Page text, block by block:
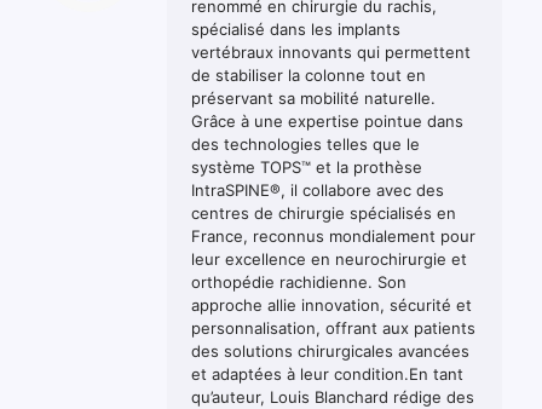
renommé en chirurgie du rachis,
spécialisé dans les implants
vertébraux innovants qui permettent
de stabiliser la colonne tout en
préservant sa mobilité naturelle.
Grâce à une expertise pointue dans
des technologies telles que le
système TOPS™ et la prothèse
IntraSPINE®, il collabore avec des
centres de chirurgie spécialisés en
France, reconnus mondialement pour
leur excellence en neurochirurgie et
orthopédie rachidienne. Son
approche allie innovation, sécurité et
personnalisation, offrant aux patients
des solutions chirurgicales avancées
et adaptées à leur condition.En tant
qu’auteur, Louis Blanchard rédige des